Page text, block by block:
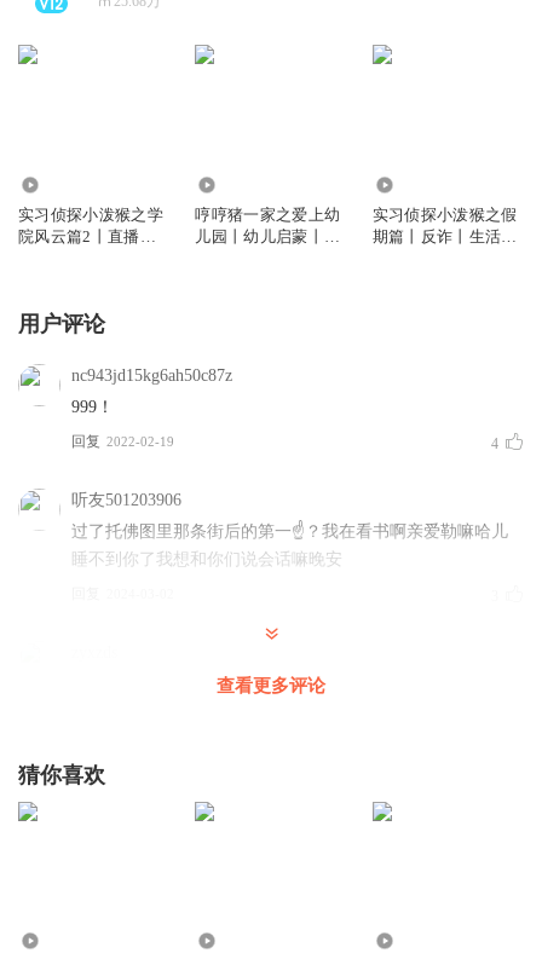
实习侦探小泼猴之学
院风云篇2丨直播推
哼哼猪一家之爱上幼
儿园丨幼儿启蒙丨睡
实习侦探小泼猴之假
期篇丨反诈丨生活安
用户评论
nc943jd15kg6ah50c87z
999！
回复 2022-02-19 4
听友501203906
过了托佛图里那条街后的第一☝️？我在看书啊亲爱勒嘛哈儿
睡不到你了我想和你们说会话嘛晚安
神将小谭
查看更多评论
猜你喜欢